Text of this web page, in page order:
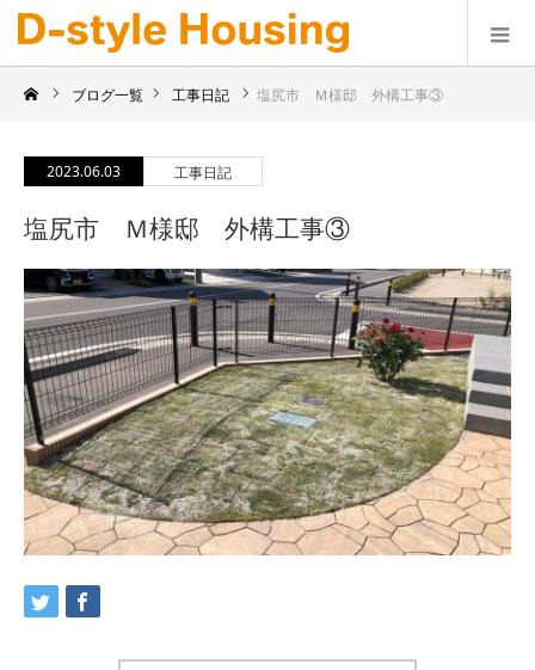
ブログ一覧 工事日記 塩尻市 Ｍ様邸 外構工事③
2023.06.03 工事日記
塩尻市 Ｍ様邸 外構工事③